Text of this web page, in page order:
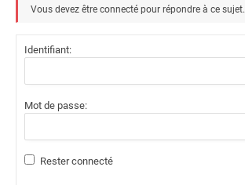
Vous devez être connecté pour répondre à ce sujet.
Identifiant:
Mot de passe:
Rester connecté